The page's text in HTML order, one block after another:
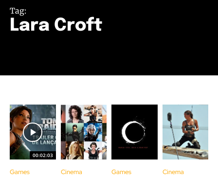
Tag:
Lara Croft
00:02:03
Games Cinema Games Cinema